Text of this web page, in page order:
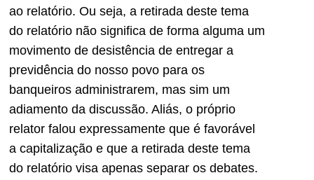
ao relatório. Ou seja, a retirada deste tema
do relatório não significa de forma alguma um
movimento de desistência de entregar a
previdência do nosso povo para os
banqueiros administrarem, mas sim um
adiamento da discussão. Aliás, o próprio
relator falou expressamente que é favorável
a capitalização e que a retirada deste tema
do relatório visa apenas separar os debates.